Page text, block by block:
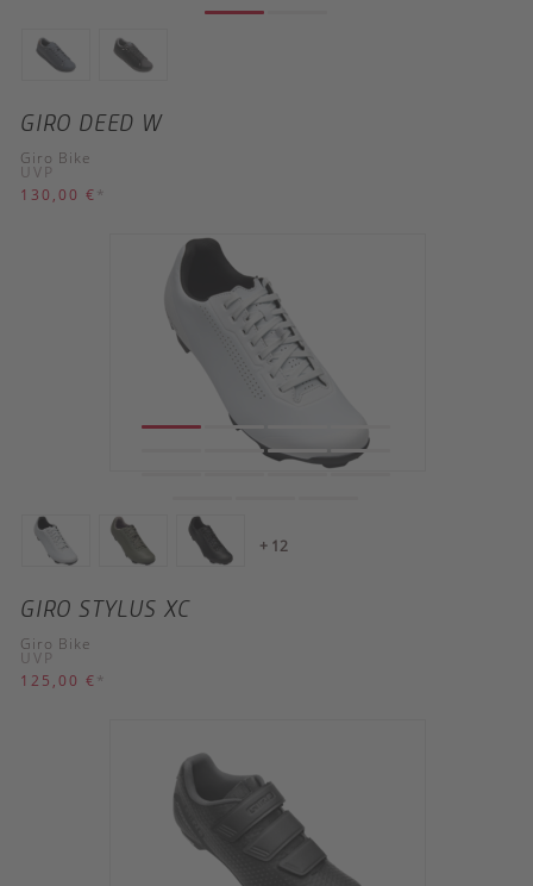
GIRO DEED W
Giro Bike
UVP
130,00 € *
+ 12
GIRO STYLUS XC
Giro Bike
UVP
125,00 € *